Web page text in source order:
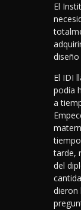
El
El IDI
podía
a
tarde,
del
dieron